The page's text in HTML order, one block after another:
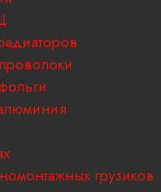
грузиков